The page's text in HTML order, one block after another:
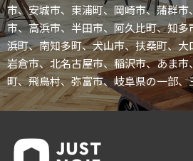
市、安城市、東浦町、岡崎市、蒲群
市、高浜市、半田市、阿久比町、知
浜町、南知多町、犬山市、扶桑町、大
岩倉市、北名古屋市、稲沢市、あま
町、飛鳥村、弥富市、岐阜県の一部、